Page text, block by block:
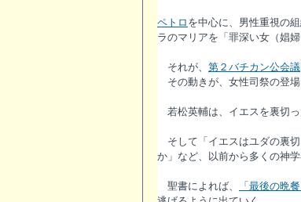
ペトロ を中心に、男性重視の
ラのマリアを「罪深い女（娼
それが、 第２バチカン公会議
その動きが、女性司祭の登場
若松英輔は、イエスを裏切っ
そして「イエスはユダの裏
か」など、以前から多くの神
聖書によれば、 「最後の晩餐